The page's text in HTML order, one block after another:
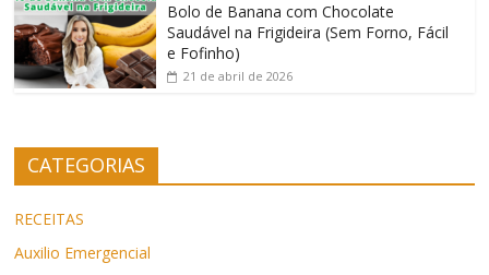
Bolo de Banana com Chocolate
Saudável na Frigideira (Sem Forno, Fácil
e Fofinho)
21 de abril de 2026
CATEGORIAS
RECEITAS
Auxilio Emergencial